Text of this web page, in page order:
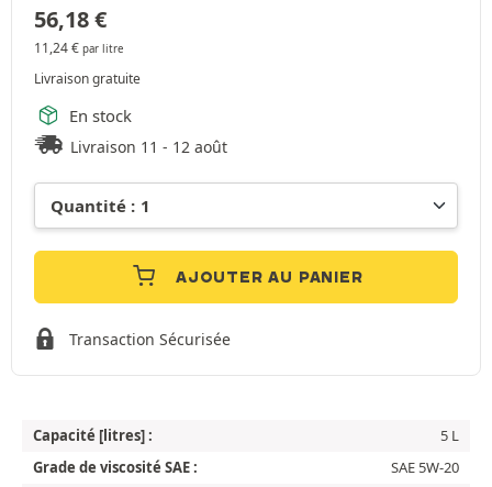
56,18€
11,24€ par litre
Livraison gratuite
En stock
Livraison 11 - 12 août
AJOUTER AU PANIER
Transaction Sécurisée
Capacité [litres] :
5 L
Grade de viscosité SAE :
SAE 5W-20